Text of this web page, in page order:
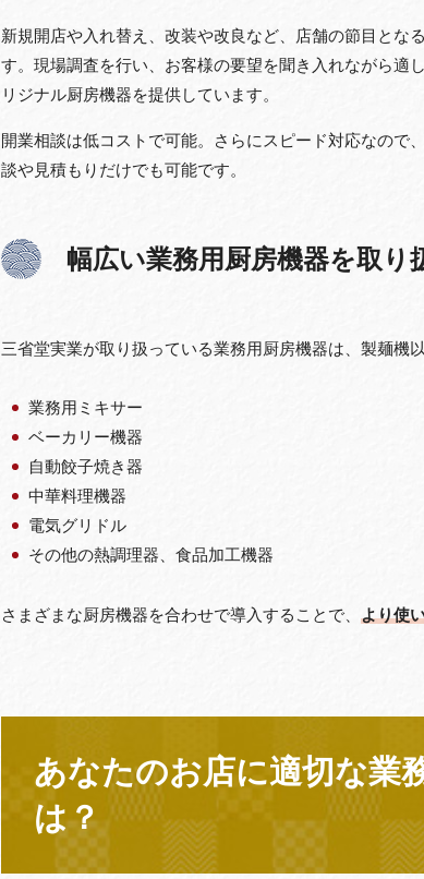
新規開店や入れ替え、改装や改良など、店舗の節目とな
す。現場調査を行い、お客様の要望を聞き入れながら適
リジナル厨房機器を提供しています。
開業相談は低コストで可能。さらにスピード対応なので
談や見積もりだけでも可能です。
幅広い業務用厨房機器を取り
三省堂実業が取り扱っている業務用厨房機器は、製麺機
業務用ミキサー
ベーカリー機器
自動餃子焼き器
中華料理機器
電気グリドル
その他の熱調理器、食品加工機器
さまざまな厨房機器を合わせで導入することで、 より使
あなたのお店に適切な業
は？